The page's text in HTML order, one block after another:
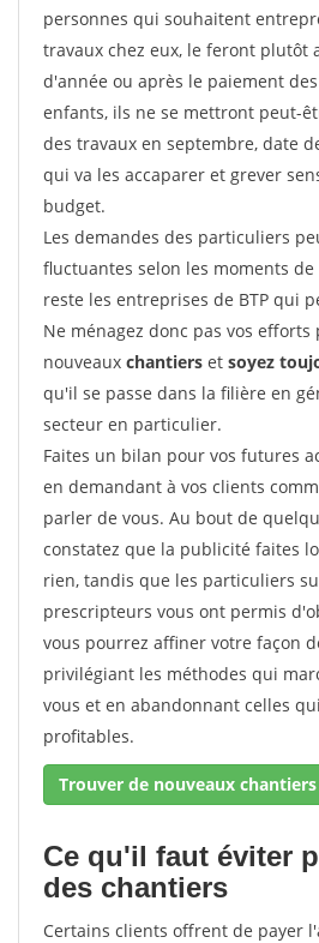
personnes qui souhaitent
travaux chez eux, le feront plutôt
d'année ou après le paiement
enfants, ils ne se mettront peut-
des travaux en septembre, date
qui va les accaparer et grever
budget.
Les demandes des particuliers
fluctuantes selon les moments
reste les entreprises de BTP qui
Ne ménagez donc pas vos
nouveaux chantiers et soyez
qu'il se passe dans la filière en
secteur en particulier.
Faites un bilan pour vos futures
en demandant à vos clients
parler de vous. Au bout de
constatez que la publicité faites
rien, tandis que les particuliers
prescripteurs vous ont permis
vous pourrez affiner votre façon
privilégiant les méthodes qui
vous et en abandonnant celles
profitables.
Trouver de nouveaux
Ce qu'il faut éviter
des chantiers
Certains clients offrent de payer